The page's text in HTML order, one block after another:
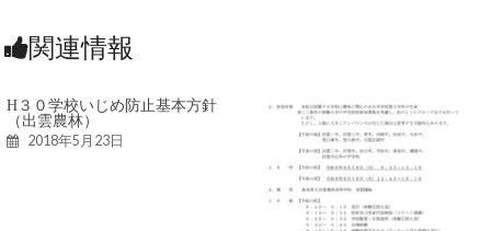
関連情報
H３０学校いじめ防止基本方針
（出雲農林）
2018年5月23日